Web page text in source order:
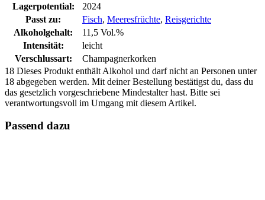
Lagerpotential:
2024
Passt zu:
Fisch, Meeresfrüchte, Reisgerichte
Alkoholgehalt:
11,5 Vol.%
Intensität:
leicht
Verschlussart:
Champagnerkorken
18 Dieses Produkt enthält Alkohol und darf nicht an Personen unter
18 abgegeben werden. Mit deiner Bestellung bestätigst du, dass du
das gesetzlich vorgeschriebene Mindestalter hast. Bitte sei
verantwortungsvoll im Umgang mit diesem Artikel.
Passend dazu